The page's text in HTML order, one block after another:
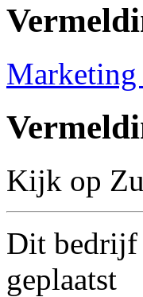
Kijk op
Dit bedrijf
geplaatst